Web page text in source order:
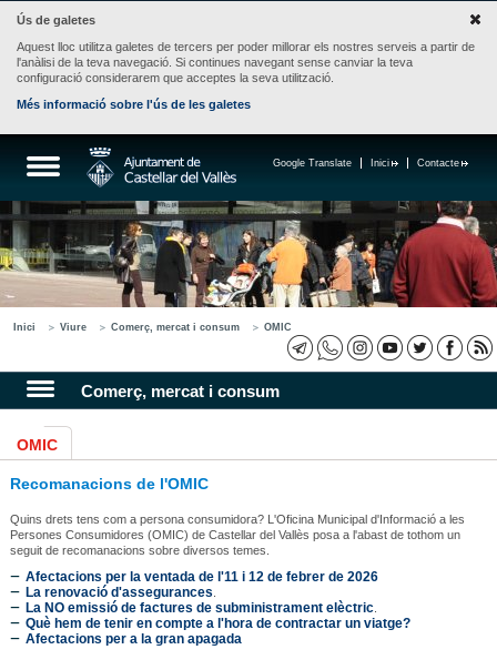
Ús de galetes
Aquest lloc utilitza galetes de tercers per poder millorar els nostres serveis a partir de
l'anàlisi de la teva navegació. Si continues navegant sense canviar la teva
configuració considerarem que acceptes la seva utilització.
Més informació sobre l'ús de les galetes
Contacte
Inici
Google Translate
Inici Viure Comerç, mercat i consum OMIC
Comerç, mercat i consum
OMIC
Recomanacions de l'OMIC
Quins drets tens com a persona consumidora? L'Oficina Municipal d'Informació a les
Persones Consumidores (OMIC) de Castellar del Vallès posa a l'abast de tothom un
seguit de recomanacions sobre diversos temes.
Afectacions per la ventada de l'11 i 12 de febrer de 2026
La renovació d'assegurances
La NO emissió de factures de subministrament elèctric.
Què hem de tenir en compte a l'hora de contractar un viatge?
Afectacions per a la gran apagada